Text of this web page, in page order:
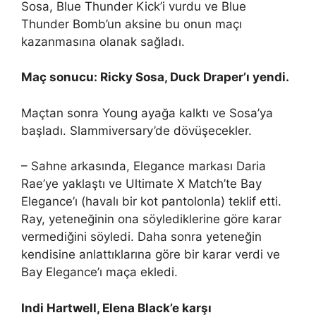
Sosa, Blue Thunder Kick’i vurdu ve Blue
Thunder Bomb’un aksine bu onun maçı
kazanmasına olanak sağladı.
Maç sonucu: Ricky Sosa, Duck Draper’ı yendi.
Maçtan sonra Young ayağa kalktı ve Sosa’ya
başladı. Slammiversary’de dövüşecekler.
– Sahne arkasında, Elegance markası Daria
Rae’ye yaklaştı ve Ultimate X Match’te Bay
Elegance’ı (havalı bir kot pantolonla) teklif etti.
Ray, yeteneğinin ona söylediklerine göre karar
vermediğini söyledi. Daha sonra yeteneğin
kendisine anlattıklarına göre bir karar verdi ve
Bay Elegance’ı maça ekledi.
Indi Hartwell, Elena Black’e karşı